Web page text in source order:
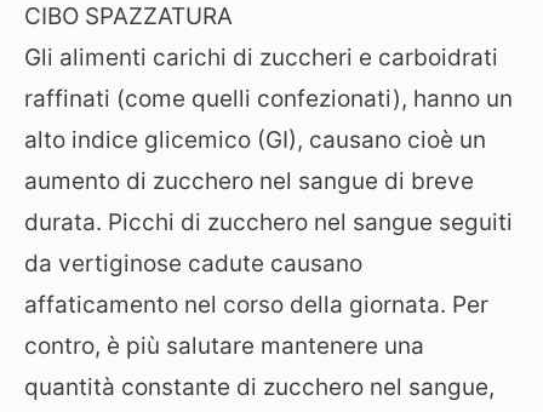
CIBO SPAZZATURA
Gli alimenti carichi di zuccheri e carboidrati
raffinati (come quelli confezionati), hanno un
alto indice glicemico (GI), causano cioè un
aumento di zucchero nel sangue di breve
durata. Picchi di zucchero nel sangue seguiti
da vertiginose cadute causano
affaticamento nel corso della giornata. Per
contro, è più salutare mantenere una
quantità constante di zucchero nel sangue,